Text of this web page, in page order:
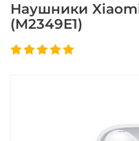
Наушники
(M2349E1)